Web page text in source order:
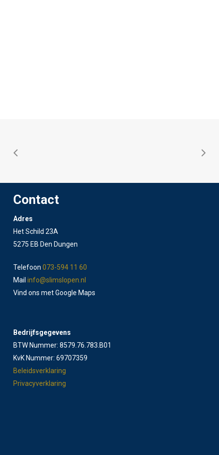
Contact
Adres
Het Schild 23A
5275 EB Den Dungen
Telefoon073-594 11 60
Mailinfo@slimslopen.nl
Vind ons met Google Maps
Bedrijfsgegevens
BTW Nummer: 8579.76.783.B01
KvK Nummer: 69707359
Beleidsverklaring
Privacyverklaring